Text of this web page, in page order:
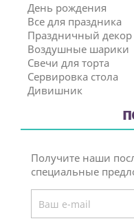
День рождения
Все для праздника
Праздничный декор
Воздушные шарики
Свечи для торта
Сервировка стола
Дивишник
Получите наши
специальные